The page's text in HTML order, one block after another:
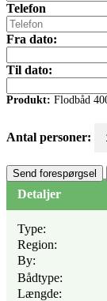
Telefon
Fra dato:
Til dato:
Produkt: Flodbåd
Antal personer:
Send forespørgsel
Detaljer
Type:
Region:
By:
Bådtype:
Længde: